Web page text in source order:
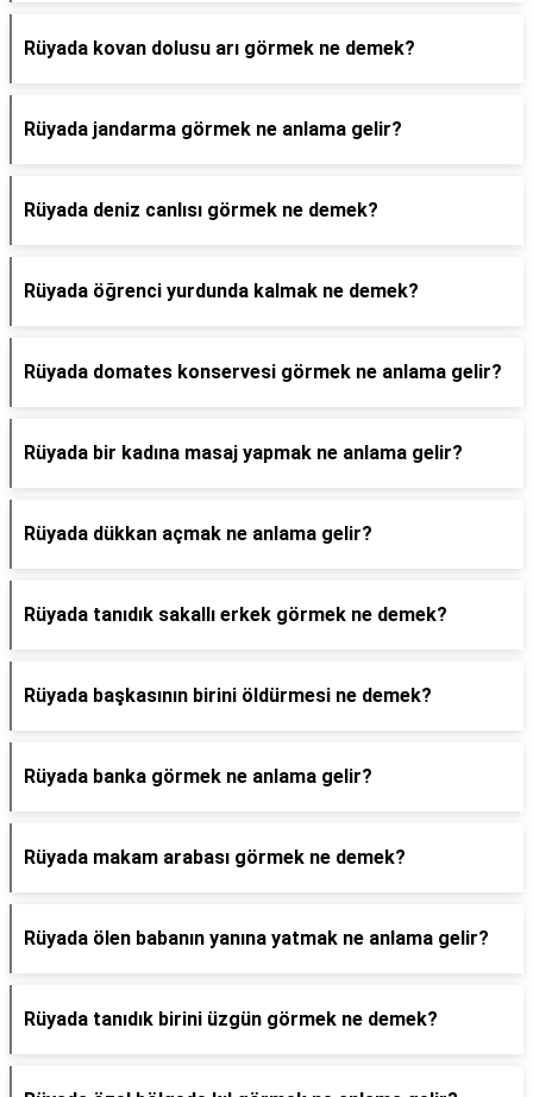
Rüyada kovan dolusu arı görmek ne demek?
Rüyada jandarma görmek ne anlama gelir?
Rüyada deniz canlısı görmek ne demek?
Rüyada öğrenci yurdunda kalmak ne demek?
Rüyada domates konservesi görmek ne anlama gelir?
Rüyada bir kadına masaj yapmak ne anlama gelir?
Rüyada dükkan açmak ne anlama gelir?
Rüyada tanıdık sakallı erkek görmek ne demek?
Rüyada başkasının birini öldürmesi ne demek?
Rüyada banka görmek ne anlama gelir?
Rüyada makam arabası görmek ne demek?
Rüyada ölen babanın yanına yatmak ne anlama gelir?
Rüyada tanıdık birini üzgün görmek ne demek?